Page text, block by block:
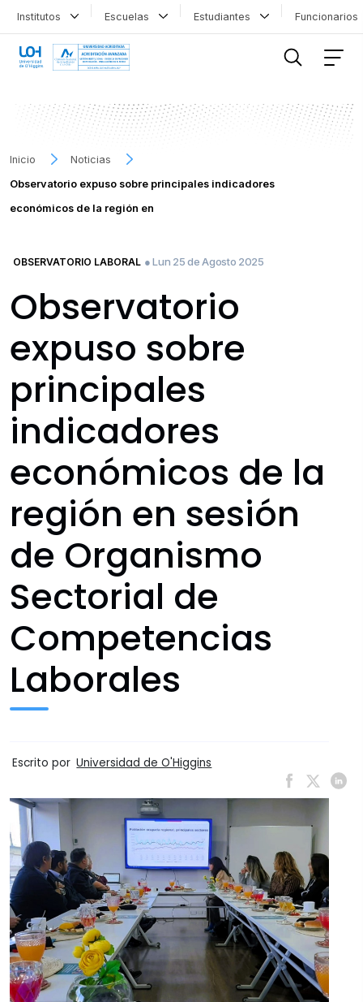
Institutos Escuelas Estudiantes
Inicio
Noticias
Observatorio expuso sobre principales indicadores
económicos de la región en
OBSERVATORIO LABORAL ● Lun 25 de Agosto 2025
Observatorio
expuso sobre
principales
indicadores
económicos de la
región en sesión
de Organismo
Sectorial de
Competencias
Laborales
Escrito por Universidad de O'Higgins